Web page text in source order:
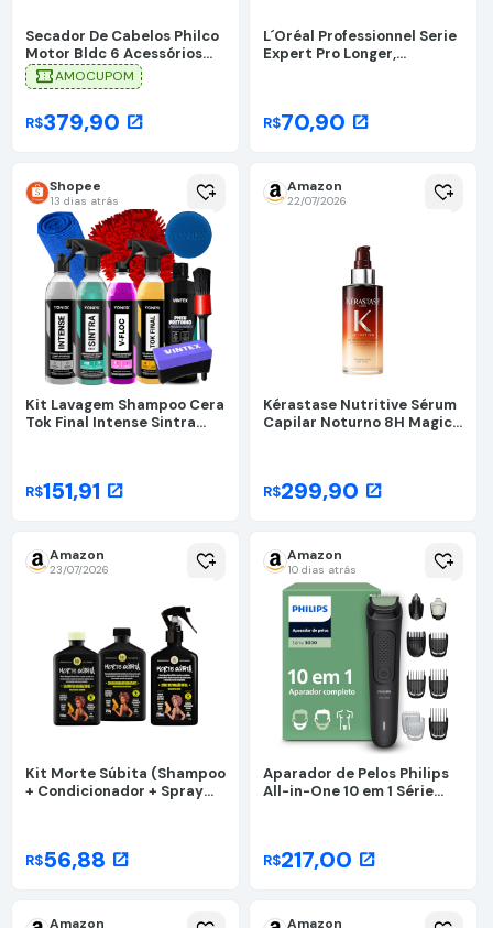
Secador De Cabelos Philco
Motor Bldc 6 Acessórios
Fast Dry 1450w Psd16a 127v
Cinza E Rosa
confirmation_numberAMOCUPOM
R$379,90 open_in_new
L´Oréal Professionnel Serie
Expert Pro Longer,
Fortalece a Fibra com
240ml
R$70,90 open_in_new
Shopee
13 dias atrás heart_plus
Kit Lavagem Shampoo Cera
Tok Final Intense Sintra
R$151,91 open_in_new
Amazon
22/07/2026 heart_plus
Kérastase Nutritive Sérum
Capilar Noturno 8H Magic
do Travesseiro e Cabelos
R$299,90 open_in_new
Amazon
23/07/2026 heart_plus
Kit Morte Súbita (Shampoo
+ Condicionador + Spray
R$56,88 open_in_new
Amazon
10 dias atrás heart_plus
Aparador de Pelos Philips
All-in-One 10 em 1 Série
Multigroom | MG3941/15
R$217,00 open_in_new
Amazon Amazon